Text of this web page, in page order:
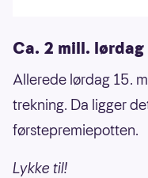
Ca. 2 mill. lørdag
Allerede lørdag 15.
trekning. Da ligger
førstepremiepotten.
Lykke til!